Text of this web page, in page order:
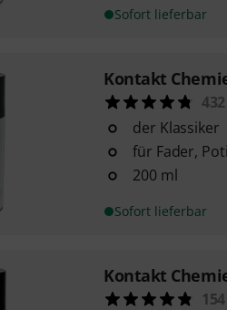
Sofort lieferbar
Kontakt
432
der Klassiker
für Fader,
200 ml
Sofort lieferbar
Kontakt
154